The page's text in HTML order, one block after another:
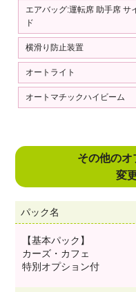
エアバッグ:運転席 助手席 サ
ド
横滑り防止装置
オートライト
オートマチックハイビーム
その他の
変
パック名
【基本パック】
カーズ・カフェ
特別オプション付